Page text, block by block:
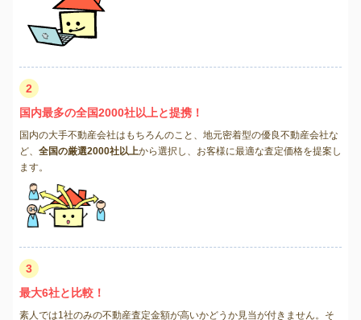
2
国内最多の全国2000社以上と提携！
国内の大手不動産会社はもちろんのこと、地元密着型の優良不動産会社な
ど、 全国の厳選2000社以上から選択し、お客様に最適な査定価格を提案し
ます。
3
最大6社と比較！
素人では1社のみの不動産査定金額が高いかどうか見当が付きません。そ